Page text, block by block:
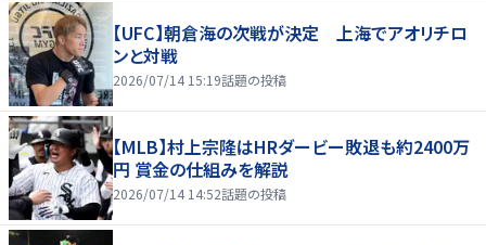
【UFC】朝倉海の次戦が決定 上海でアオリチロ
ンと対戦
2026/07/14 15:19話題の投稿
【MLB】村上宗隆はHRダービー敗退も約2400万
円 賞金の仕組みを解説
2026/07/14 14:52話題の投稿